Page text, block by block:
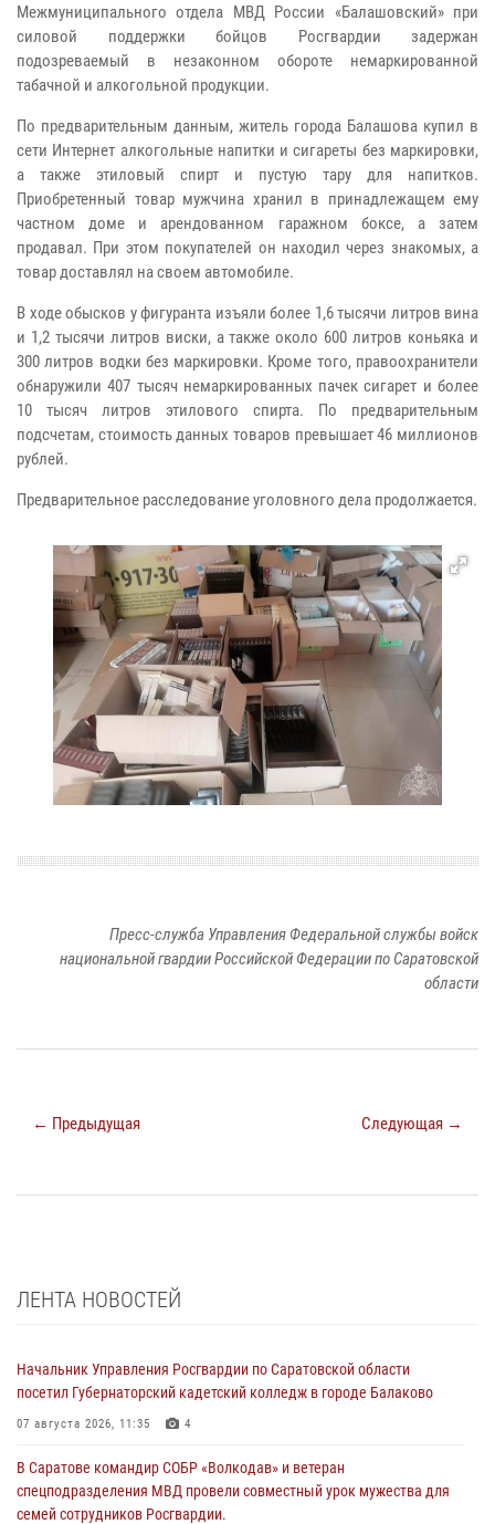
Межмуниципального отдела МВД России «Балашовский» при
силовой поддержки бойцов Росгвардии задержан
подозреваемый в незаконном обороте немаркированной
табачной и алкогольной продукции.
По предварительным данным, житель города Балашова купил в
сети Интернет алкогольные напитки и сигареты без маркировки,
а также этиловый спирт и пустую тару для напитков.
Приобретенный товар мужчина хранил в принадлежащем ему
частном доме и арендованном гаражном боксе, а затем
продавал. При этом покупателей он находил через знакомых, а
товар доставлял на своем автомобиле.
В ходе обысков у фигуранта изъяли более 1,6 тысячи литров вина
и 1,2 тысячи литров виски, а также около 600 литров коньяка и
300 литров водки без маркировки. Кроме того, правоохранители
обнаружили 407 тысяч немаркированных пачек сигарет и более
10 тысяч литров этилового спирта. По предварительным
подсчетам, стоимость данных товаров превышает 46 миллионов
рублей.
Предварительное расследование уголовного дела продолжается.
Пресс-служба Управления Федеральной службы войск
национальной гвардии Российской Федерации по Саратовской
области
← Предыдущая Следующая →
ЛЕНТА НОВОСТЕЙ
Начальник Управления Росгвардии по Саратовской области
посетил Губернаторский кадетский колледж в городе Балаково
07 августа 2026, 11:35 4
В Саратове командир СОБР «Волкодав» и ветеран
спецподразделения МВД провели совместный урок мужества для
семей сотрудников Росгвардии.